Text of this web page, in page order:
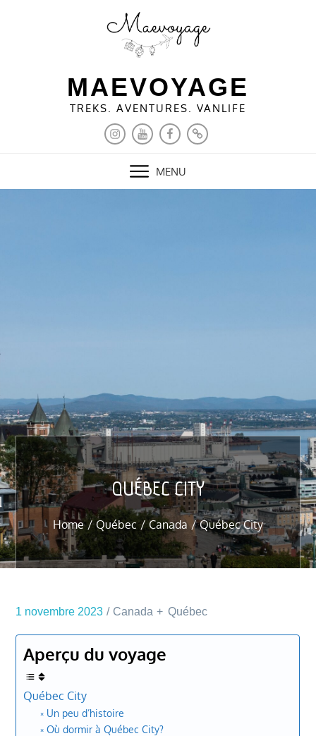
MAEVOYAGE
TREKS. AVENTURES. VANLIFE
INSTAGRAM
YOUTUBEFACEBOOKPINTEREST
MENU
QUÉBEC CITY
Home Québec Canada Québec City
1 novembre 2023 Canada Québec
Aperçu du voyage
Québec City
༝ Un peu d’histoire
༝ Où dormir à Québec City?